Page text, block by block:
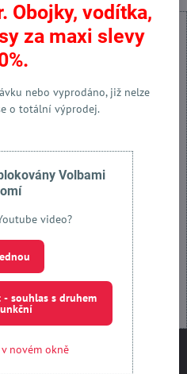
Volbami soukromí
s druhem cookie: Funkční
v novém okně
Obojky, vodítka,
za maxi slevy
nebo vyprodáno, již nelze
o totální výprodej.
Volbami
video?
souhlas s druhem
novém okně